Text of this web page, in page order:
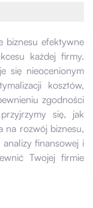
biznesu efektywne
każdej firmy.
się nieocenionym
kosztów,
zgodności
się, jak
na rozwój biznesu,
finansowej i
Twojej firmie